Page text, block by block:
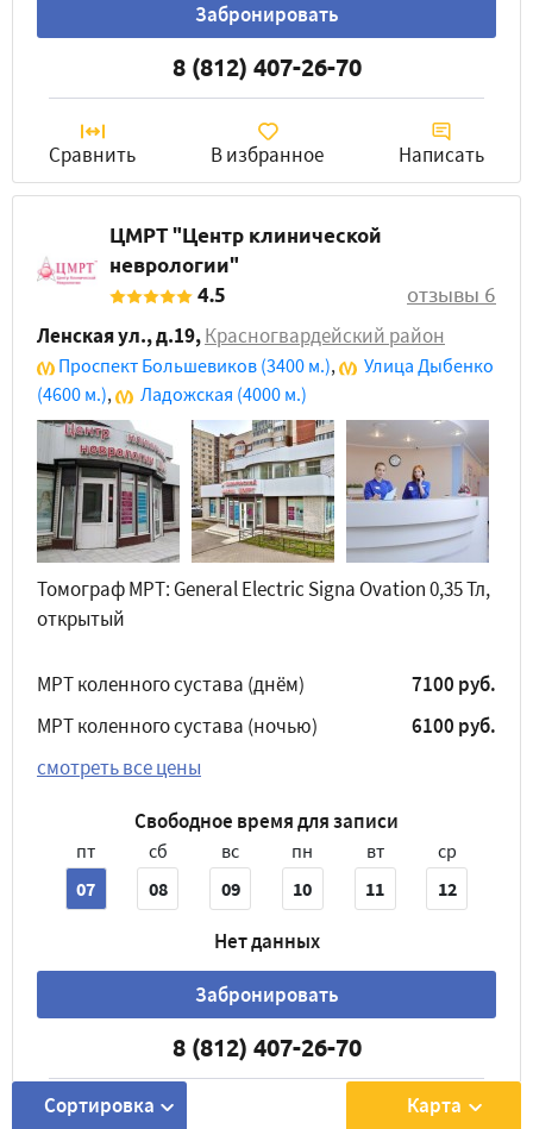
Сортировка Карта
Забронировать
8 (812) 407-26-70
Сравнить В избранное Написать
ЦМРТ "Центр клинической
неврологии"
4.5
отзывы 6
Ленская ул., д.19,Красногвардейский район
Проспект Большевиков (3400 м.),
Улица Дыбенко
(4600 м.), Ладожская (4000 м.)
Томограф МРТ: General Electric Signa Ovation 0,35 Тл,
открытый
МРТ коленного сустава (днём)
7100 руб.
МРТ коленного сустава (ночью)
6100 руб.
смотреть все цены
Свободное время для записи
пт
07
сб
08
вс
09
пн
10
вт
11
ср
12
Нет данных
Забронировать
8 (812) 407-26-70